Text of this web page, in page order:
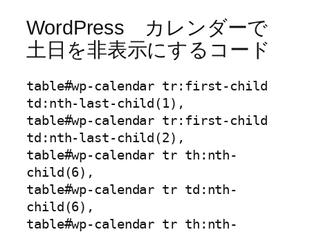
WordPress カレンダーで
土日を非表示にするコード
table#wp-calendar tr:first-child
td:nth-last-child(1),
table#wp-calendar tr:first-child
td:nth-last-child(2),
table#wp-calendar tr th:nth-
child(6),
table#wp-calendar tr td:nth-
child(6),
table#wp-calendar tr th:nth-